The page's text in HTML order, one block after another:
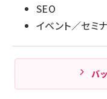
SEO
イベント／セミ
バ